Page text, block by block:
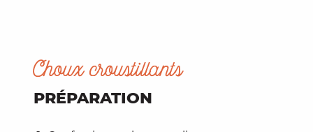
Choux croustillants
PRÉPARATION